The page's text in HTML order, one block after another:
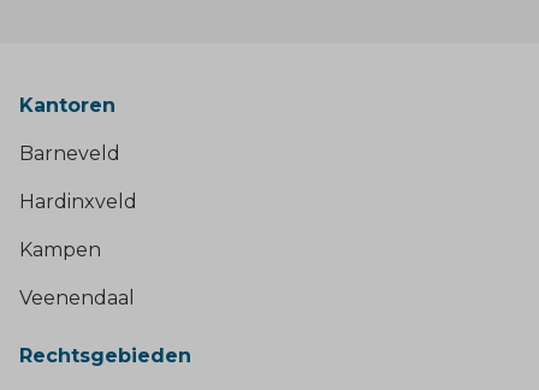
Kantoren
Barneveld
Hardinxveld
Kampen
Veenendaal
Rechtsgebieden